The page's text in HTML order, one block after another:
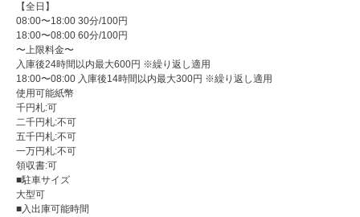
【全日】
08:00〜18:00 30分/100円
18:00〜08:00 60分/100円
〜上限料金〜
入庫後24時間以内最大600円 ※繰り返し適用
18:00〜08:00 入庫後14時間以内最大300円 ※繰り返し適用
使用可能紙幣
千円札:可
二千円札:不可
五千円札:不可
一万円札:不可
領収書:可
■駐車サイズ
大型可
■入出庫可能時間